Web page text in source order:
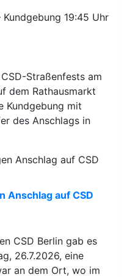
Straßenfests am
dem Rathausmarkt
Kundgebung mit
des Anschlags in
Anschlag auf CSD
CSD Berlin gab es
26.7.2026, eine
an dem Ort, wo im